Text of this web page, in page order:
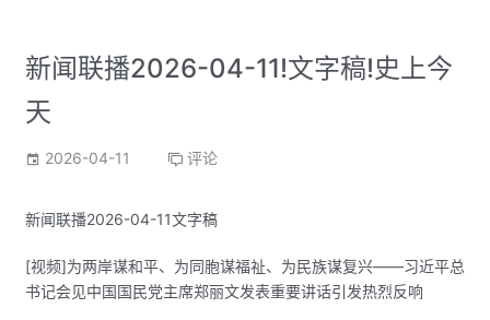
新闻联播2026-04-11!文字稿!史上今
天
2026-04-11 评论
新闻联播2026-04-11文字稿
[视频]为两岸谋和平、为同胞谋福祉、为民族谋复兴——习近平总
书记会见中国国民党主席郑丽文发表重要讲话引发热烈反响